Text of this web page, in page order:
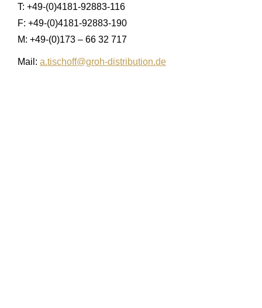
T: +49-(0)4181-92883-116
F: +49-(0)4181-92883-190
M: +49-(0)173 – 66 32 717
Mail: a.tischoff@groh-distribution.de